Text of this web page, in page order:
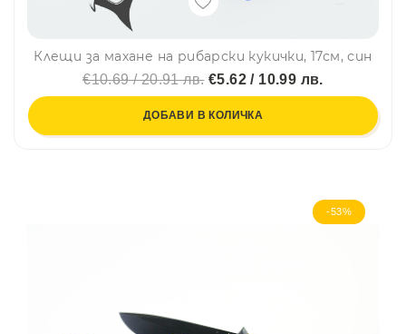
Клещи за махане на рибарски кукички, 17см, син
€10.69 / 20.91 лв.€5.62 / 10.99 лв.
ДОБАВИ В КОЛИЧКА
-53%